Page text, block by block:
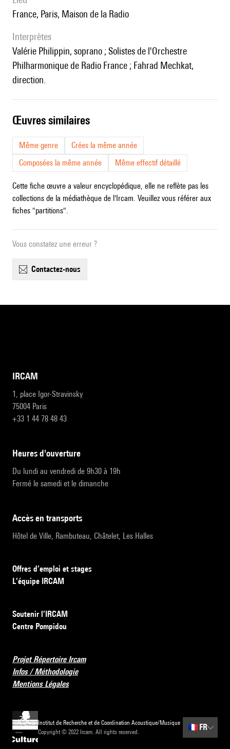
France, Paris, Maison de la Radio
interprètes
Valérie Philippin, soprano ; Solistes de l'Orchestre
Philharmonique de Radio France ; Fahrad Mechkat,
direction.
œuvres similaires
Même genre
Crées la même année
Composées la même année
Même effectif détaillé
Cette fiche œuvre a valeur encyclopédique, elle ne reflète pas les
collections de la médiathèque de l'Ircam. Veuillez vous référer aux
fiches "partitions".
Vous constatez une erreur ?
contactez-nous
IRCAM
1, place Igor-Stravinsky
75004 Paris
+33 1 44 78 48 43
heures d'ouverture
Du lundi au vendredi de 9h30 à 19h
Fermé le samedi et le dimanche
accès en transports
Hôtel de Ville, Rambuteau, Châtelet, Les Halles
Offres d’emploi et stages
L’équipe IRCAM
Soutenir l’IRCAM
Centre Pompidou
Projet Répertoire Ircam
Infos / Méthodologie
Mentions Légales
Institut de Recherche et de Coordination Acoustique/Musique
Copyright © 2022 Ircam. All rights reserved.
🇫🇷 FR